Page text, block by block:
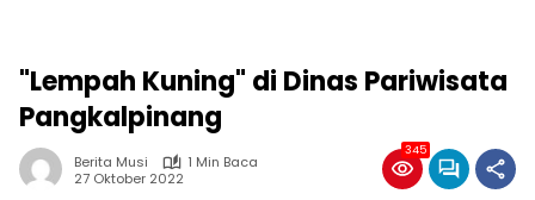
"Lempah Kuning" di Dinas Pariwisata
Pangkalpinang
Berita Musi
1 Min Baca
27 Oktober 2022
345